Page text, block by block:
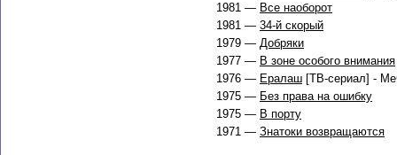
1981 — Все наоборот
1981 — 34-й скорый
1979 — Добряки
1977 — В зоне особого внимания
1976 — Ералаш [ТВ-сериал] -
1975 — Без права на ошибку
1975 — В порту
1971 — Знатоки возвращаются